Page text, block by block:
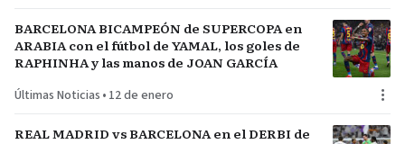
BARCELONA BICAMPEÓN de SUPERCOPA en
ARABIA con el fútbol de YAMAL, los goles de
RAPHINHA y las manos de JOAN GARCÍA
Últimas Noticias • 12 de enero
REAL MADRID vs BARCELONA en el DERBI de